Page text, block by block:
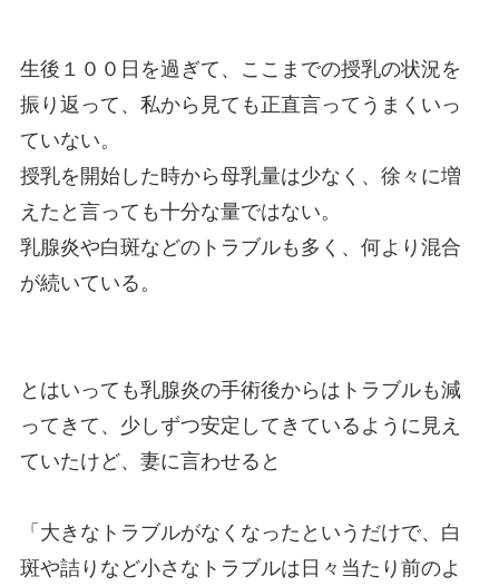
生後１００日を過ぎて、ここまでの授乳の状況を
振り返って、私から見ても正直言ってうまくいっ
ていない。
授乳を開始した時から母乳量は少なく、徐々に増
えたと言っても十分な量ではない。
乳腺炎や白斑などのトラブルも多く、何より混合
が続いている。
とはいっても乳腺炎の手術後からはトラブルも減
ってきて、少しずつ安定してきているように見え
ていたけど、妻に言わせると
「大きなトラブルがなくなったというだけで、白
斑や詰りなど小さなトラブルは日々当たり前のよ